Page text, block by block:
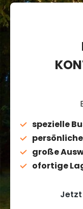
spezielle
große
ofortige